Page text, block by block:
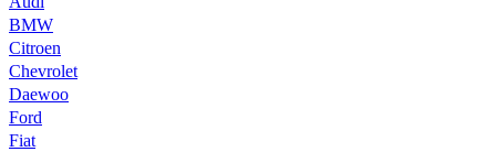
BMW
Citroen
Chevrolet
Daewoo
Ford
Fiat